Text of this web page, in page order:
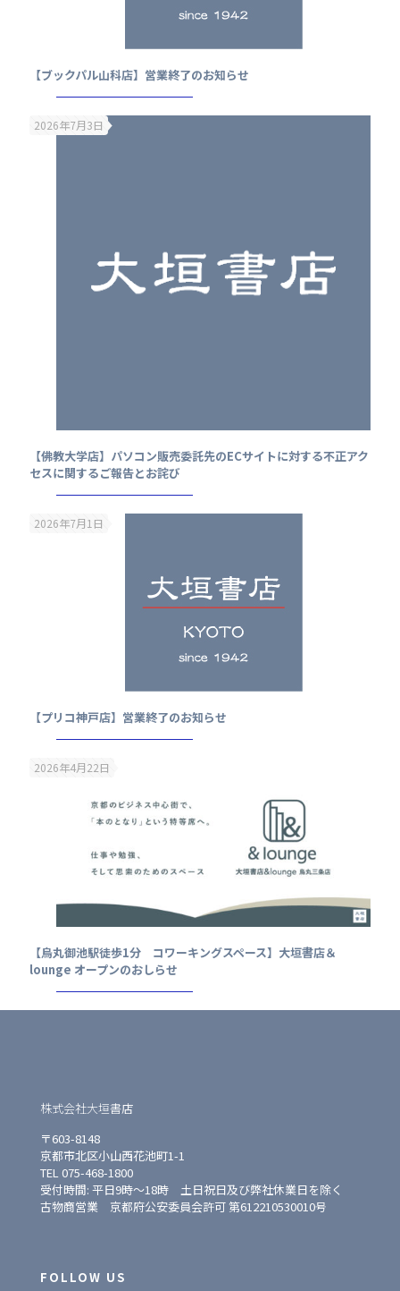
【ブックパル山科店】営業終了のお知らせ
2026年7月3日
【佛教大学店】パソコン販売委託先のECサイトに対する不正アク
セスに関するご報告とお詫び
2026年7月1日
【プリコ神戸店】営業終了のお知らせ
2026年4月22日
【烏丸御池駅徒歩1分 コワーキングスペース】大垣書店＆
lounge オープンのおしらせ
株式会社大垣書店
〒603-8148
京都市北区小山西花池町1-1
TEL 075-468-1800
受付時間: 平日9時〜18時 土日祝日及び弊社休業日を除く
古物商営業 京都府公安委員会許可 第612210530010号
FOLLOW US